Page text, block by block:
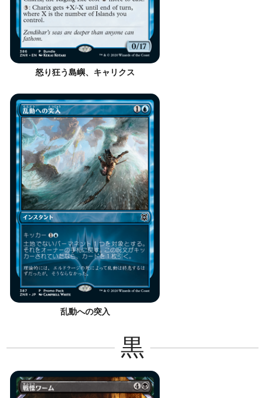
怒り狂う島嶼、キャリクス
乱動への突入
黒